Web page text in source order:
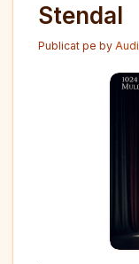
Stendal
Publicat pe by